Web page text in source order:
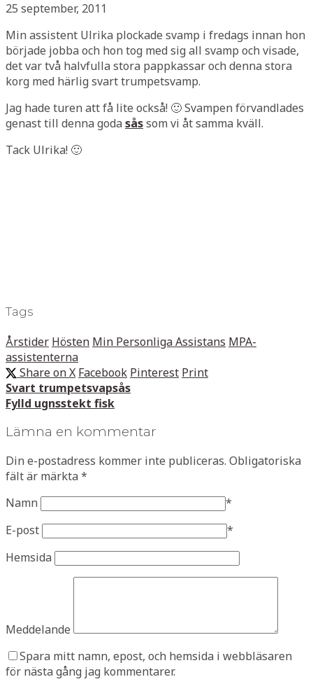
25 september, 2011
Min assistent Ulrika plockade svamp i fredags innan hon
började jobba och hon tog med sig all svamp och visade,
det var två halvfulla stora pappkassar och denna stora
korg med härlig svart trumpetsvamp.
Jag hade turen att få lite också! 🙂 Svampen förvandlades
genast till denna goda såssom vi åt samma kväll.
Tack Ulrika! 🙂
Tags
Årstider Hösten Min Personliga Assistans MPA-
assistenterna
Share on X Facebook Pinterest Print
Svart trumpetsvapsås
Fylld ugnsstekt fisk
Lämna en kommentar
Din e-postadress kommer inte publiceras. Obligatoriska
fält är märkta *
Namn
*
E-post
*
Hemsida
Meddelande
Spara mitt namn, epost, och hemsida i webbläsaren
för nästa gång jag kommentarer.